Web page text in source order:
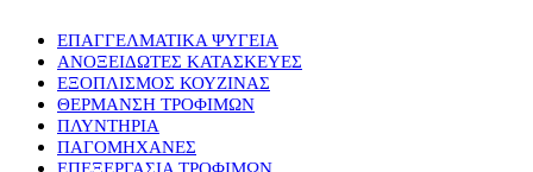
ΕΠΑΓΓΕΛΜΑΤΙΚΑ ΨΥΓΕΙΑ
ΑΝΟΞΕΙΔΩΤΕΣ ΚΑΤΑΣΚΕΥΕΣ
ΕΞΟΠΛΙΣΜΟΣ ΚΟΥΖΙΝΑΣ
ΘΕΡΜΑΝΣΗ ΤΡΟΦΙΜΩΝ
ΠΛΥΝΤΗΡΙΑ
ΠΑΓΟΜΗΧΑΝΕΣ
ΕΠΕΞΕΡΓΑΣΙΑ ΤΡΟΦΙΜΩΝ